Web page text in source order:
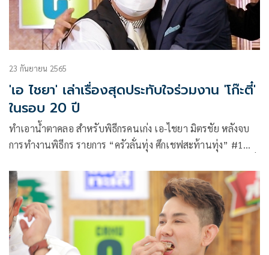
23 กันยายน 2565
'เอ ไชยา' เล่าเรื่องสุดประทับใจร่วมงาน 'โก๊ะตี๋'
ในรอบ 20 ปี
ทำเอาน้ำตาคลอ สำหรับพิธีกรคนเก่ง เอ-ไชยา มิตรชัย หลังจบ
การทำงานพิธีกร รายการ “ครัวลั่นทุ่ง ศึกเชฟสะท้านทุ่ง” #1
กว่า 20 ปี ที่รู้จักกัน แต่ยังไม่เคยได้ร่วมงานกันแบบจริงจัง จนได้
มาทำรายการด้วยกันกว่า 1 ปีเต็ม เห็นถึงความตั้งใจและพลังที่ไม่
หยุดนิ่ง